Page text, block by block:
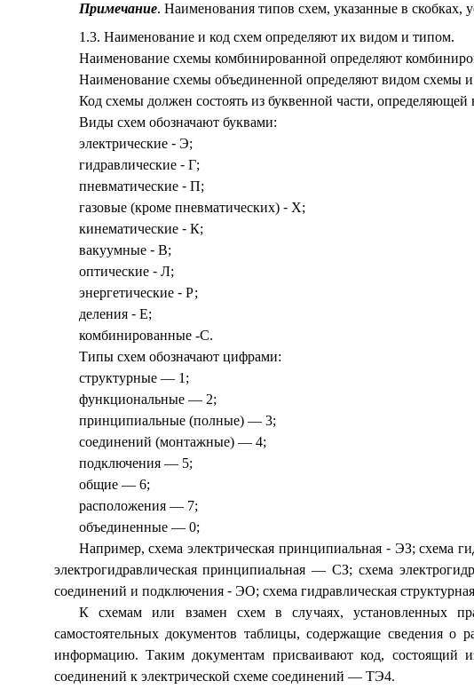
Примечание. Наименования типов схем, указанные в скобках,
1.3. Наименование и код схем определяют их видом и типом.
Наименование схемы комбинированной определяют
Наименование схемы объединенной определяют видом схемы
Код схемы должен состоять из буквенной части,
Виды схем обозначают буквами:
электрические -Э;
гидравлические -Г;
пневматические -П;
газовые (кроме пневматических) -X;
кинематические -К;
вакуумные -В;
оптические -Л;
энергетические -Р;
деления -Е;
комбинированные -С.
Типы схем обозначают цифрами:
структурные — 1;
функциональные — 2;
принципиальные (полные) — 3;
соединений (монтажные) — 4;
подключения — 5;
общие — 6;
расположения — 7;
объединенные — 0;
Например, схема электрическая принципиальная -ЭЗ; схема
электрогидравлическая принципиальная — СЗ; схема
соединений и подключения -ЭО; схема гидравлическая
К схемам или взамен схем в случаях, установленных
самостоятельных документов таблицы, содержащие сведения о
информацию. Таким документам присваивают код,
соединений к электрической схеме соединений — ТЭ4.